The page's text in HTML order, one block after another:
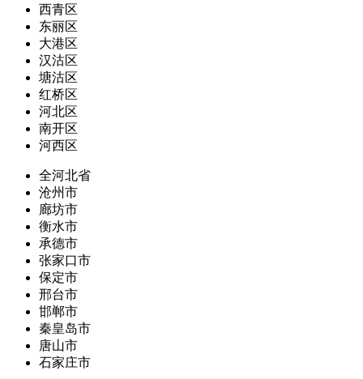
西青区
东丽区
大港区
汉沽区
塘沽区
红桥区
河北区
南开区
河西区
全河北省
沧州市
廊坊市
衡水市
承德市
张家口市
保定市
邢台市
邯郸市
秦皇岛市
唐山市
石家庄市